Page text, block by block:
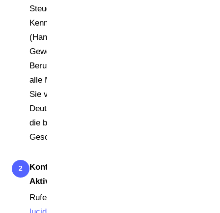
Steuernummer, nationale
Kennnummer
(Handelsregisternummer,
Gewerbeanmeldung oder
Berufsgenossenschaftsnummer),
alle Markennamen, unter denen
Sie verpackte Waren in
Deutschland vertreiben, sowie
die bevollmächtigte Person (z. B.
Geschäftsführer).
2
Konto anlegen und
Aktivierungslink bestätigen
Rufen Sie